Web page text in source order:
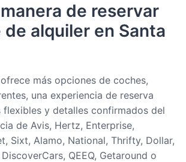
de reservar
alquiler en Santa
ofrece más opciones de coches,
una experiencia de reserva
flexibles y detalles confirmados del
de Avis, Hertz, Enterprise,
Sixt, Alamo, National, Thrifty, Dollar,
QEEQ, Getaround o